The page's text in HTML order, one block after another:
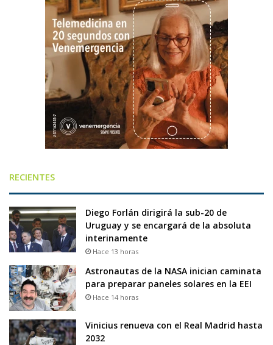
RECIENTES
Diego Forlán dirigirá la sub-20 de
Uruguay y se encargará de la absoluta
interinamente
Hace 13 horas
Astronautas de la NASA inician caminata
para preparar paneles solares en la EEI
Hace 14 horas
Vinicius renueva con el Real Madrid hasta
2032